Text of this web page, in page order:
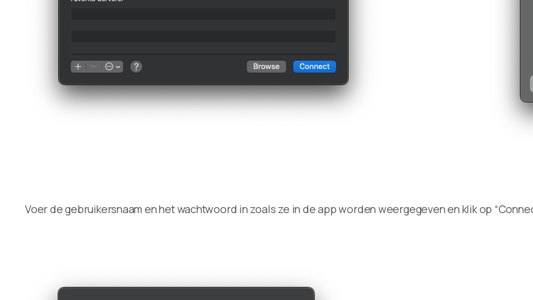
Voer de gebruikersnaam en het wachtwoord in zoals ze in de app worden weergegeven en klik op